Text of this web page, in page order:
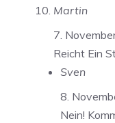
Martin
7.
Reicht Ein
Sven
8.
Nein!